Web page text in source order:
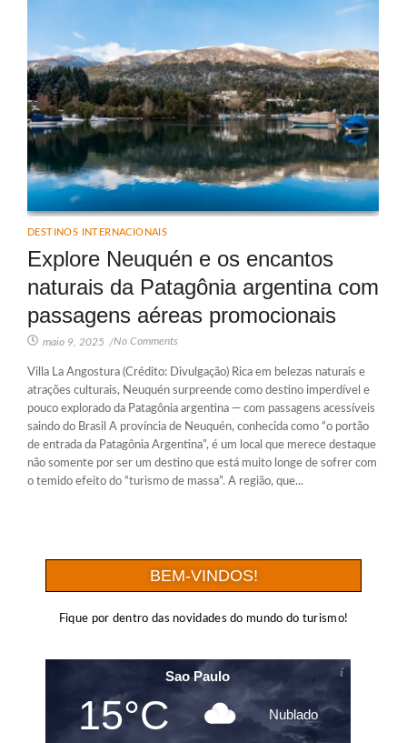
DESTINOS INTERNACIONAIS
Explore Neuquén e os encantos
naturais da Patagônia argentina com
passagens aéreas promocionais
maio 9, 2025 /No Comments
Villa La Angostura (Crédito: Divulgação) Rica em belezas naturais e
atrações culturais, Neuquén surpreende como destino imperdível e
pouco explorado da Patagônia argentina — com passagens acessíveis
saindo do Brasil A província de Neuquén, conhecida como “o portão
de entrada da Patagônia Argentina”, é um local que merece destaque
não somente por ser um destino que está muito longe de sofrer com
o temido efeito do “turismo de massa”. A região, que...
BEM-VINDOS!
Fique por dentro das novidades do mundo do turismo!
Sao Paulo
15°C Nublado